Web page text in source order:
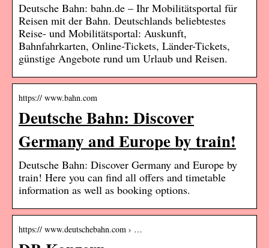
Deutsche Bahn: bahn.de – Ihr Mobilitätsportal für
Reisen mit der Bahn. Deutschlands beliebtestes
Reise- und Mobilitätsportal: Auskunft,
Bahnfahrkarten, Online-Tickets, Länder-Tickets,
günstige Angebote rund um Urlaub und Reisen.
https:// www.bahn.com
Deutsche Bahn: Discover
Germany and Europe by train!
Deutsche Bahn: Discover Germany and Europe by
train! Here you can find all offers and timetable
information as well as booking options.
https:// www.deutschebahn.com › …